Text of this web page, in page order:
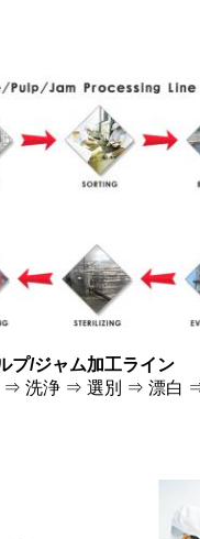
プ/ジャム加工ライン
⇒ 洗浄 ⇒ 選別 ⇒ 漂